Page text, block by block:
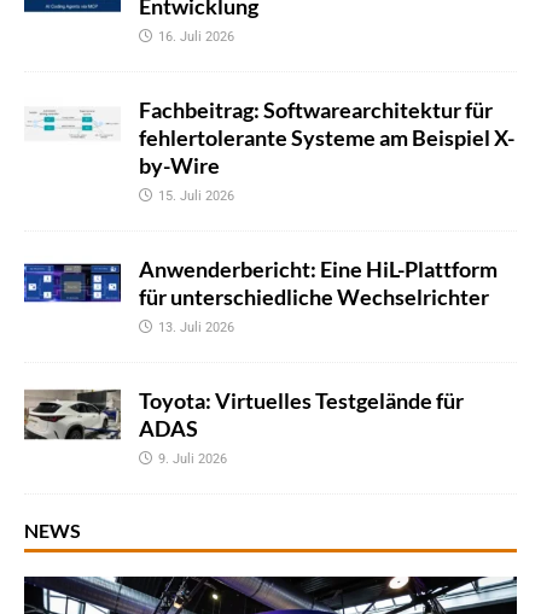
Entwicklung
16. Juli 2026
Fachbeitrag: Softwarearchitektur für
fehlertolerante Systeme am Beispiel X-
by-Wire
15. Juli 2026
Anwenderbericht: Eine HiL-Plattform
für unterschiedliche Wechselrichter
13. Juli 2026
Toyota: Virtuelles Testgelände für
ADAS
9. Juli 2026
NEWS